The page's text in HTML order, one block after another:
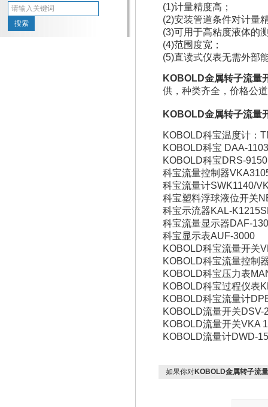
(1)计量精度高；
(2)安装管道条件对计量
(3)可用于高粘度液体的
(4)范围度宽；
(5)直读式仪表无需外部
KOBOLD金属转子流量
供，种类齐全，价格公
KOBOLD金属转子流量
KOBOLD科宝温度计：
KOBOLD科宝 DAA-
KOBOLD科宝DRS-
科宝流量控制器
科宝流量计SWK1140/
科宝塑料浮球液位开关
科宝示流器KAL-
科宝流量显示器DAF-
科宝显示表AUF-3000
KOBOLD科宝流量开关
KOBOLD科宝流量控制
KOBOLD科宝压力表
KOBOLD科宝过程仪表
KOBOLD科宝流量计
KOBOLD流量开关DSV-
KOBOLD流量开关VKA
KOBOLD流量计DWD-
如果你对KOBOLD金属转子流